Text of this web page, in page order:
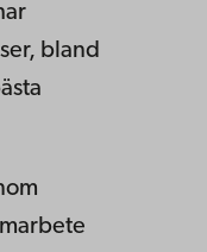
bland